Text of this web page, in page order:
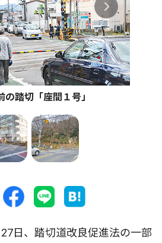
の踏切「座間１号」
日、踏切道改良促進法の一部